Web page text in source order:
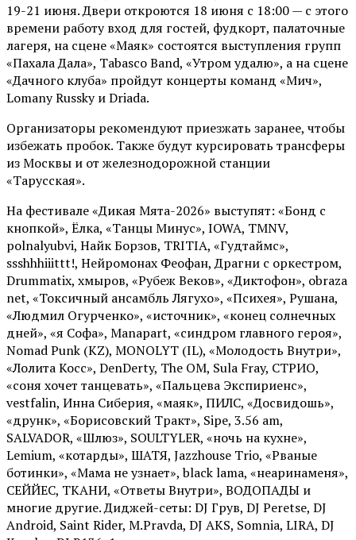
19-21 июня. Двери откроются 18 июня с 18:00 — с этого
времени работу вход для гостей, фудкорт, палаточные
лагеря, на сцене «Маяк» состоятся выступления групп
«Пахала Дала», Tabasco Band, «Утром удалю», а на сцене
«Дачного клуба» пройдут концерты команд «Мич»,
Lomany Russky и Driada.
Организаторы рекомендуют приезжать заранее, чтобы
избежать пробок. Также будут курсировать трансферы
из Москвы и от железнодорожной станции
«Тарусская».
На фестивале «Дикая Мята-2026» выступят: «Бонд с
кнопкой», Ёлка, «Танцы Минус», IOWA, TMNV,
polnalyubvi, Найк Борзов, TRITIA, «Гудтаймс»,
ssshhhiiittt!, Нейромонах Феофан, Драгни с оркестром,
Drummatix, хмыров, «Рубеж Веков», «Диктофон», obraza
net, «Токсичный ансамбль Лягухо», «Психея», Рушана,
«Людмил Огурченко», «источник», «конец солнечных
дней», «я Софа», Manapart, «синдром главного героя»,
Nomad Punk (KZ), MONOLYT (IL), «Молодость Внутри»,
«Лолита Косс», DenDerty, The OM, Sula Fray, СТРИО,
«соня хочет танцевать», «Пальцева Экспириенс»,
vestfalin, Инна Сиберия, «маяк», ПИЛС, «Досвидошь»,
«друнк», «Борисовский Тракт», Sipe, 3.56 am,
SALVADOR, «Шлюз», SOULTYLER, «ночь на кухне»,
Lemium, «котарды», ШАТЯ, Jazzhouse Trio, «Рваные
ботинки», «Мама не узнает», black lama, «неаринаменя»,
СЕЙЙЕС, ТКАНИ, «Ответы Внутри», ВОДОПАДЫ и
многие другие. Диджей-сеты: DJ Грув, DJ Peretse, DJ
Android, Saint Rider, М.Pravda, DJ AKS, Somnia, LIRA, DJ